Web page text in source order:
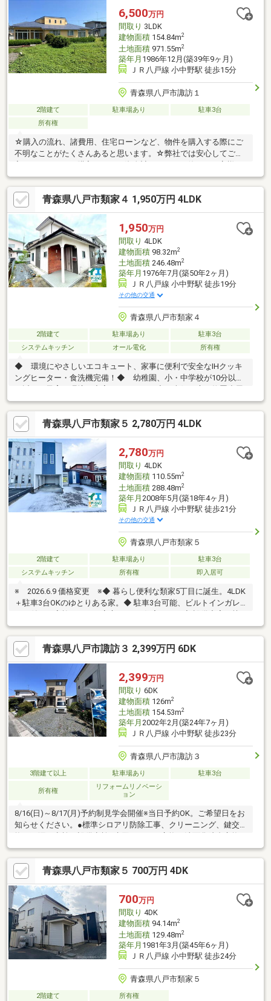
6,500万円
間取り 3LDK
建物面積154.84m2
土地面積971.55m2
築年月 1986年12月(築39年9ヶ月)
ＪＲ八戸線 小中野駅 徒歩15分
青森県八戸市諏訪１
2階建て 駐車場あり
駐車3台
所有権
☆購入の流れ、諸費用、住宅ローンなど、物件を購入する際にご
不明なことがたくさんあると思います。☆弊社では安心してご購
って最良のご提案をいたします。≪おすすめポイント≫〇人気の
エリア諏訪！〇周辺環境が整っており国道等の主要道路へのアク
セスも◎！〇敷地3筆の971.55㎡の大きな土地です。〇人気の平屋
が建っております。【周辺環境】・ユニバース小中野店約869ｍ
(徒歩11分)・ローソン約584ｍ(徒歩8分)・サンドラッグ約558ｍ(徒
歩7分)・小中野中学校約1000ｍ(徒歩13分)・小中野小学校約913ｍ
(徒歩12分)
青森県八戸市類家４ 1,950万円 4LDK
1,950万円
間取り 4LDK
建物面積98.32m2
土地面積246.48m2
築年月 1976年7月(築50年2ヶ月)
ＪＲ八戸線 小中野駅 徒歩19分
その他の交通
青森県八戸市類家４
2階建て 駐車場あり
駐車3台
システムキッチン
オール電化 所有権
◆ 環境にやさしいエコキュート、家事に便利で安全なIHクッキ
ングヒーター・食洗機完備！◆ 幼稚園、小・中学校が10分以内
があり、ゆったりとした生活が送れます！
青森県八戸市類家５ 2,780万円 4LDK
2,780万円
間取り 4LDK
建物面積110.55m2
土地面積288.48m2
築年月 2008年5月(築18年4ヶ月)
ＪＲ八戸線 小中野駅 徒歩21分
その他の交通
青森県八戸市類家５
2階建て 駐車場あり
駐車3台
システムキッチン
所有権 即入居可
※ 2026.6.9 価格変更 ※◆ 暮らし便利な類家5丁目に誕生。4LDK
＋駐車3台OKのゆとりある家。◆ 駐車3台可能、ビルトインガレ
適スタート。食洗機付きキッチンで、毎日の家事もスマートに。
◆ 水まわり一新のリフォーム住宅。キッチンもお風呂もピカピカ
で、新生活を気持ちよくスタートできます。
青森県八戸市諏訪３ 2,399万円 6DK
2,399万円
間取り 6DK
建物面積126m2
土地面積154.53m2
築年月 2002年2月(築24年7ヶ月)
ＪＲ八戸線 小中野駅 徒歩23分
青森県八戸市諏訪３
3階建て以上 駐車場あり 駐車3台
所有権
リフォームリノベーシ
ョン
8/16(日)～8/17(月)予約制見学会開催※当日予約OK。ご希望日をお
知らせください。●標準シロアリ防除工事、クリーニング、鍵交
内装クロス張替、照明器具交換【おすすめポイント】・本物件は
条件により住宅ローン減税が適用されます。・雨漏り、構造上主
要な部分の欠陥や・腐食、給排水管の故障や漏水についてお引渡
しより２年間保証・シロアリ防除工事施工後5年間保証・お客様に
合わせたローンの組み方や金融機関をご提案。住宅ローンが初め
ての方でもお気軽にご相談ください【周辺施設】・八戸市
青森県八戸市類家５ 700万円 4DK
700万円
間取り 4DK
建物面積94.14m2
土地面積129.48m2
築年月 1981年3月(築45年6ヶ月)
ＪＲ八戸線 小中野駅 徒歩24分
青森県八戸市類家５
2階建て 所有権